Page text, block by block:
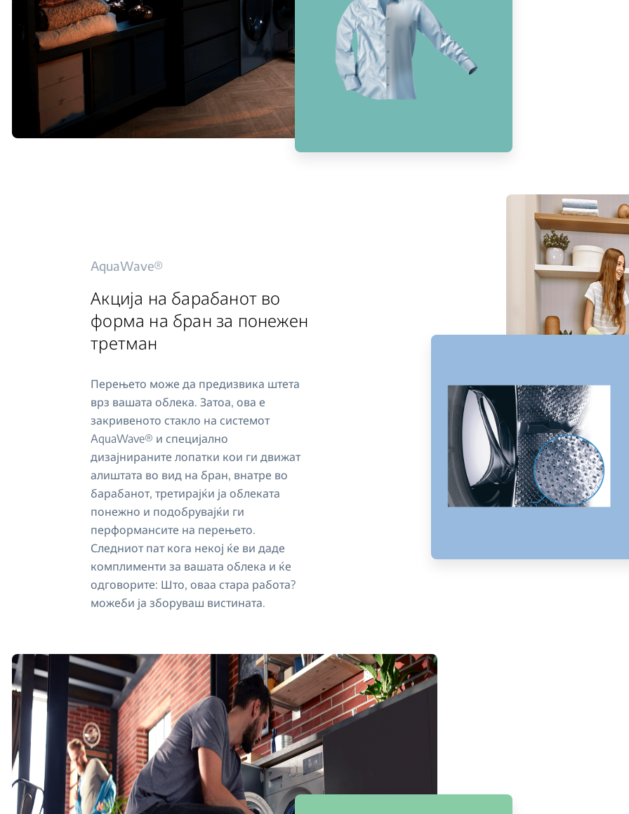
AquaWave®
Акција на барабанот во
форма на бран за понежен
третман
Перењето може да предизвика штета
врз вашата облека. Затоа, ова е
закривеното стакло на системот
AquaWave® и специјално
дизајнираните лопатки кои ги движат
алиштата во вид на бран, внатре во
барабанот, третирајќи ја облеката
понежно и подобрувајќи ги
перформансите на перењето.
Следниот пат кога некој ќе ви даде
комплименти за вашата облека и ќе
одговорите: Што, оваа стара работа?
можеби ја зборуваш вистината.